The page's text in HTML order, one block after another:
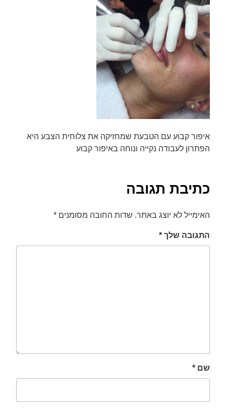
font_download סמן קישורים
לאפס
את
כל
האפשרויות
cached
איפור קבוע עם הטבעת שמחזיקה את צלוחית הצבע היא
הפתרון לעבודה נקייה ונוחה באיפור קבוע
כתיבת תגובה
האימייל לא יוצג באתר. שדות החובה מסומנים *
התגובה שלך *
שם *